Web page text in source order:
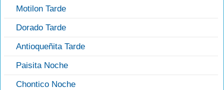
Motilon Tarde
Dorado Tarde
Antioqueñita Tarde
Paisita Noche
Chontico Noche